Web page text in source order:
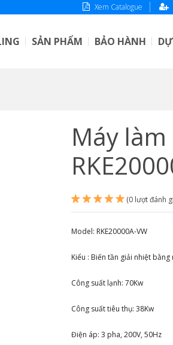
Xem Catalogue
SẢN PHẨM BẢO HÀNH
Máy
(0 lượt đánh
Model: RKE20000A-VW
Kiểu : Biến tần giải nhiệt bằng
Công suất lạnh: 70Kw
Công suất tiêu thụ: 38Kw
Điện áp: 3 pha, 200V, 50Hz